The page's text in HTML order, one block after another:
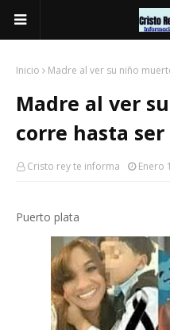
Inicio Madre al ver su niño
Madre al ver
corre hasta
Cristo rey te informa Enero
Puerto plata